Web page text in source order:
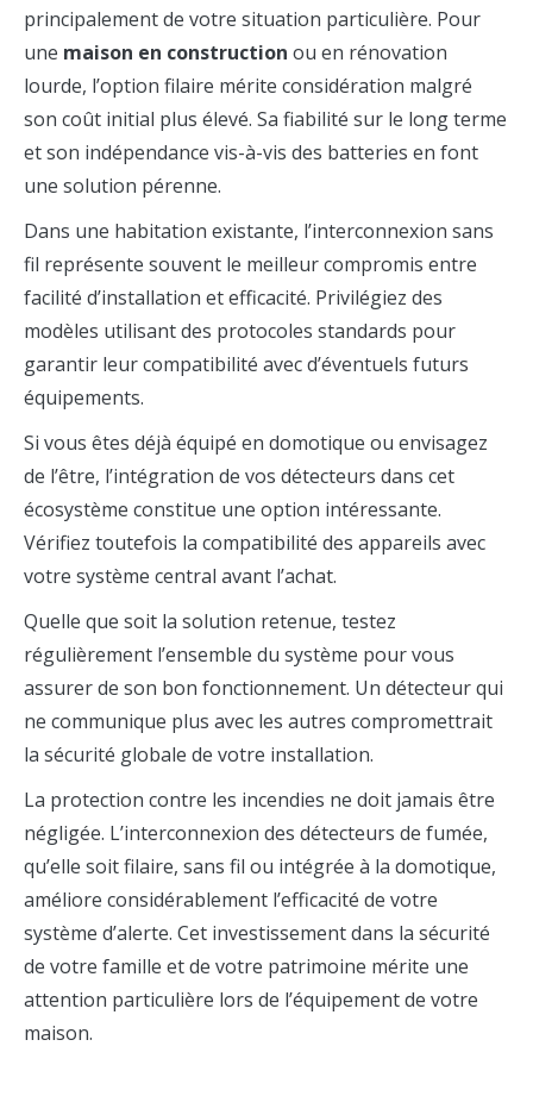
principalement de votre situation particulière. Pour
une maison en construction ou en rénovation
lourde, l’option filaire mérite considération malgré
son coût initial plus élevé. Sa fiabilité sur le long terme
et son indépendance vis-à-vis des batteries en font
une solution pérenne.
Dans une habitation existante, l’interconnexion sans
fil représente souvent le meilleur compromis entre
facilité d’installation et efficacité. Privilégiez des
modèles utilisant des protocoles standards pour
garantir leur compatibilité avec d’éventuels futurs
équipements.
Si vous êtes déjà équipé en domotique ou envisagez
de l’être, l’intégration de vos détecteurs dans cet
écosystème constitue une option intéressante.
Vérifiez toutefois la compatibilité des appareils avec
votre système central avant l’achat.
Quelle que soit la solution retenue, testez
régulièrement l’ensemble du système pour vous
assurer de son bon fonctionnement. Un détecteur qui
ne communique plus avec les autres compromettrait
la sécurité globale de votre installation.
La protection contre les incendies ne doit jamais être
négligée. L’interconnexion des détecteurs de fumée,
qu’elle soit filaire, sans fil ou intégrée à la domotique,
améliore considérablement l’efficacité de votre
système d’alerte. Cet investissement dans la sécurité
de votre famille et de votre patrimoine mérite une
attention particulière lors de l’équipement de votre
maison.